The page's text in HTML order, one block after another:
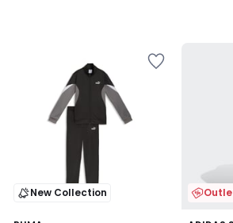
New Collection